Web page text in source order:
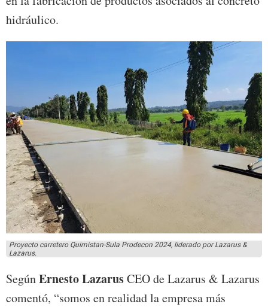
hidráulico.
Proyecto carretero Quimistan-Sula Prodecon 2024, liderado por Lazarus &
Lazarus.
SegúnErnesto LazarusCEO de Lazarus & Lazarus
comentó, “somos en realidad la empresa más